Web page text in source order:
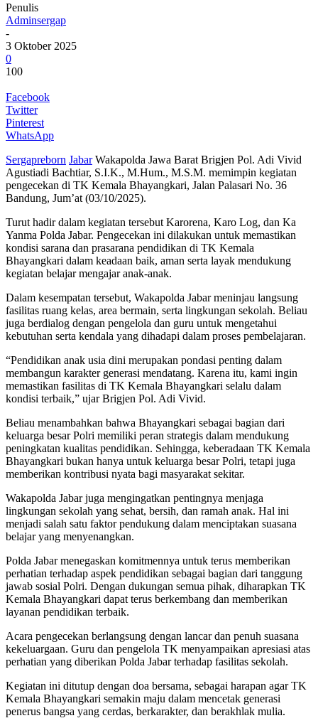
Penulis
Adminsergap
-
3 Oktober 2025
0
100
Facebook
Twitter
Pinterest
WhatsApp
Sergapreborn JabarWakapolda Jawa Barat Brigjen Pol. Adi Vivid
Agustiadi Bachtiar, S.I.K., M.Hum., M.S.M. memimpin kegiatan
pengecekan di TK Kemala Bhayangkari, Jalan Palasari No. 36
Bandung, Jum’at (03/10/2025).
Turut hadir dalam kegiatan tersebut Karorena, Karo Log, dan Ka
Yanma Polda Jabar. Pengecekan ini dilakukan untuk memastikan
kondisi sarana dan prasarana pendidikan di TK Kemala
Bhayangkari dalam keadaan baik, aman serta layak mendukung
kegiatan belajar mengajar anak-anak.
Dalam kesempatan tersebut, Wakapolda Jabar meninjau langsung
fasilitas ruang kelas, area bermain, serta lingkungan sekolah. Beliau
juga berdialog dengan pengelola dan guru untuk mengetahui
kebutuhan serta kendala yang dihadapi dalam proses pembelajaran.
“Pendidikan anak usia dini merupakan pondasi penting dalam
membangun karakter generasi mendatang. Karena itu, kami ingin
memastikan fasilitas di TK Kemala Bhayangkari selalu dalam
kondisi terbaik,” ujar Brigjen Pol. Adi Vivid.
Beliau menambahkan bahwa Bhayangkari sebagai bagian dari
keluarga besar Polri memiliki peran strategis dalam mendukung
peningkatan kualitas pendidikan. Sehingga, keberadaan TK Kemala
Bhayangkari bukan hanya untuk keluarga besar Polri, tetapi juga
memberikan kontribusi nyata bagi masyarakat sekitar.
Wakapolda Jabar juga mengingatkan pentingnya menjaga
lingkungan sekolah yang sehat, bersih, dan ramah anak. Hal ini
menjadi salah satu faktor pendukung dalam menciptakan suasana
belajar yang menyenangkan.
Polda Jabar menegaskan komitmennya untuk terus memberikan
perhatian terhadap aspek pendidikan sebagai bagian dari tanggung
jawab sosial Polri. Dengan dukungan semua pihak, diharapkan TK
Kemala Bhayangkari dapat terus berkembang dan memberikan
layanan pendidikan terbaik.
Acara pengecekan berlangsung dengan lancar dan penuh suasana
kekeluargaan. Guru dan pengelola TK menyampaikan apresiasi atas
perhatian yang diberikan Polda Jabar terhadap fasilitas sekolah.
Kegiatan ini ditutup dengan doa bersama, sebagai harapan agar TK
Kemala Bhayangkari semakin maju dalam mencetak generasi
penerus bangsa yang cerdas, berkarakter, dan berakhlak mulia.